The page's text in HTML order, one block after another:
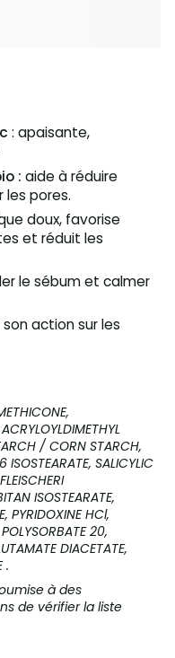
: apaisante,
: aide à réduire
les pores.
doux, favorise
et réduit les
le sébum et calmer
action sur les
/ CORN STARCH,
SALICYLIC
ISOSTEARATE,
PYRIDOXINE HCl,
20,
DIACETATE,
.
à des
de vérifier la liste